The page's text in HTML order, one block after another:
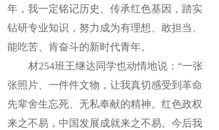
年，我一定铭记历史、传承红色基因，踏实
钻研专业知识，努力成为有理想、敢担当、
能吃苦、肯奋斗的新时代青年。
材254班王继达同学也动情地说：“一张
张照片、一件件文物，让我真切感受到革命
先辈舍生忘死、无私奉献的精神。红色政权
来之不易，中国发展成就来之不易。今后我